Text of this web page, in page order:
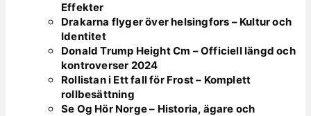
Effekter
Drakarna flyger över helsingfors – Kultur och
Identitet
Donald Trump Height Cm – Officiell längd och
kontroverser 2024
Rollistan i Ett fall för Frost – Komplett
rollbesättning
Se Og Hör Norge – Historia, ägare och